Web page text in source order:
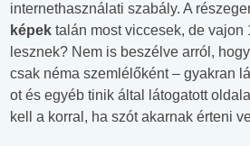
internethasználati szabály. A
képek talán most viccesek, de vajon
lesznek? Nem is beszélve arról,
csak néma szemlélőként – gyakran
ot és egyéb tinik által látogatott
kell a korral, ha szót akarnak érteni